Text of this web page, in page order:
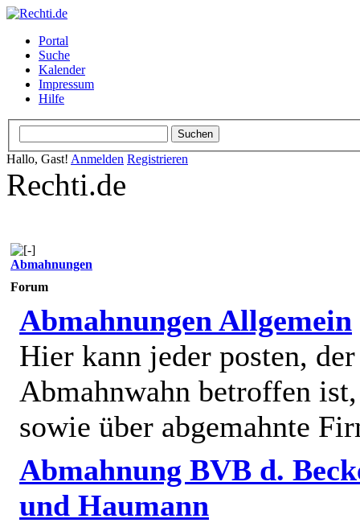
Portal
Suche
Kalender
Impressum
Hilfe
Hallo, Gast! Anmelden Registrieren
Rechti.de
Abmahnungen
Forum
Abmahnungen Allgemein
Hier kann jeder posten,
Abmahnwahn betroffen ist,
sowie über abgemahnte
Abmahnung BVB d.
und Haumann